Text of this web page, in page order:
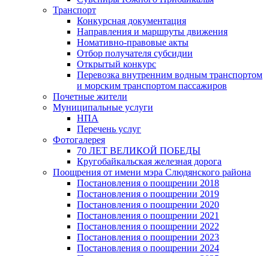
Транспорт
Конкурсная документация
Направления и маршруты движения
Номативно-правовые акты
Отбор получателя субсидии
Открытый конкурс
Перевозка внутренним водным транспортом
и морским транспортом пассажиров
Почетные жители
Муниципальные услуги
НПА
Перечень услуг
Фотогалерея
70 ЛЕТ ВЕЛИКОЙ ПОБЕДЫ
Кругобайкальская железная дорога
Поощрения от имени мэра Слюдянского района
Постановления о поощрении 2018
Постановления о поощрении 2019
Постановления о поощрении 2020
Постановления о поощрении 2021
Постановления о поощрении 2022
Постановления о поощрении 2023
Постановления о поощрении 2024